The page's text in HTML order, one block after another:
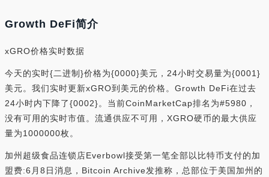
Growth DeFi简介
xGRO价格实时数据
今天的实时{二进制}价格为{0000}美元，24小时交易量为{0001}
美元。我们实时更新xGRO到美元的价格。Growth DeFi在过去
24小时内下降了{0002}。当前CoinMarketCap排名为#5980，
没有可用的实时市值。流通供应不可用，XGRO硬币的最大供应
量为1000000枚。
加州超级食品连锁店Everbowl接受第一笔全部以比特币支付的加
盟费:6月8日消息，Bitcoin Archive发推称，总部位于美国加州的